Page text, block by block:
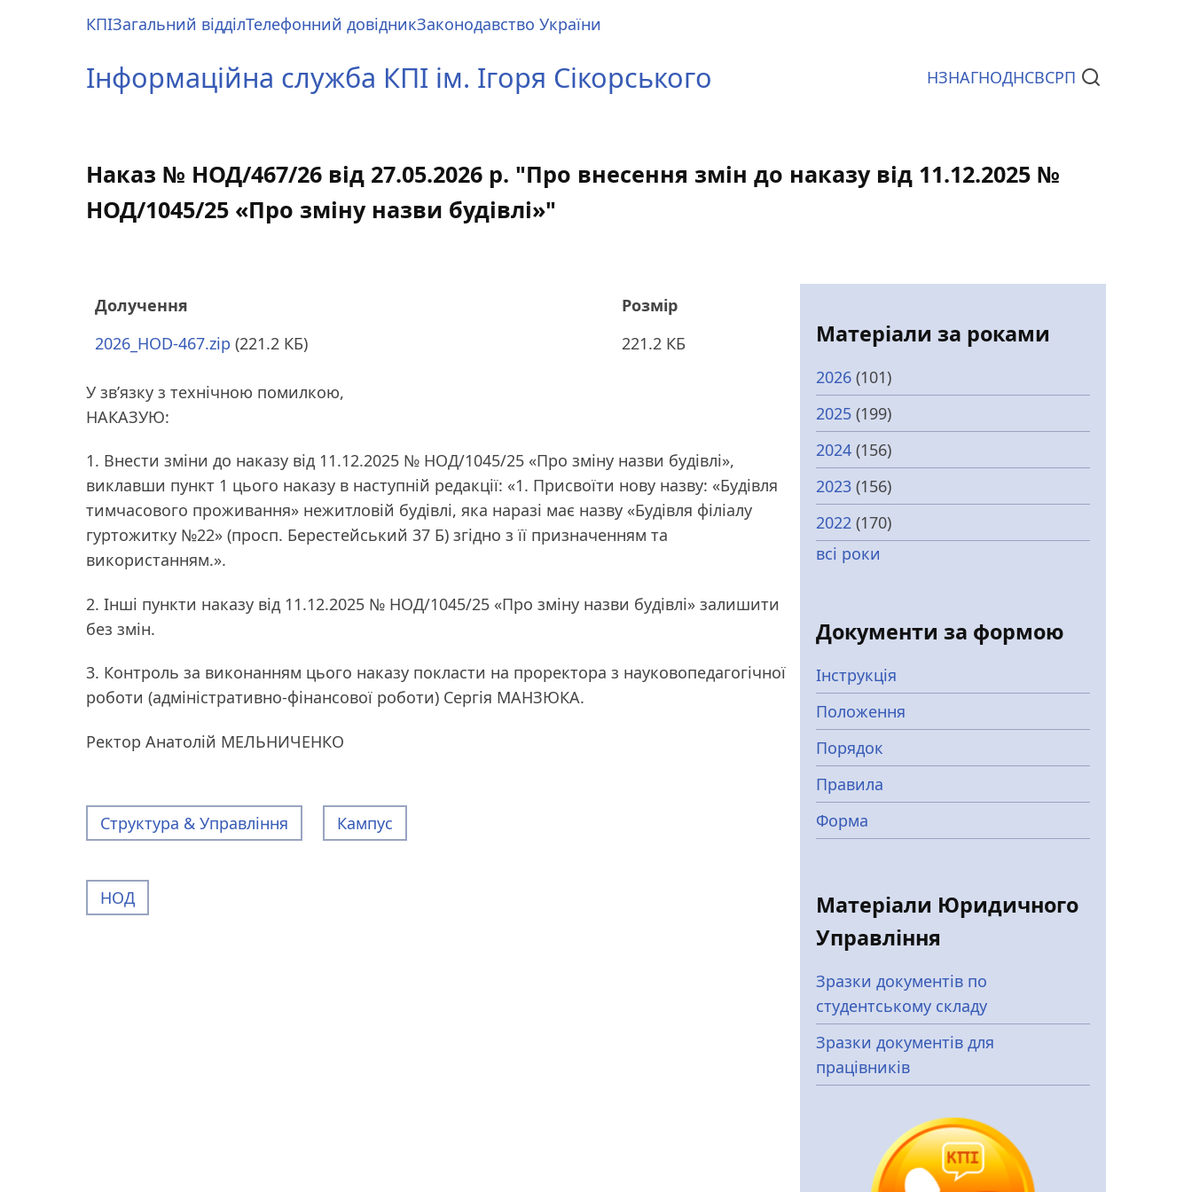
menu
КПІЗагальний відділТелефонний довідникЗаконодавство України
Інформаційна служба КПІ ім. Ігоря Сікорського Документи
НЗНАГНОДНСВСРП
Наказ № НОД/467/26 від 27.05.2026 р. "Про внесення змін до наказу від 11.12.2025 №
НОД/1045/25 «Про зміну назви будівлі»"
Долучення
Розмір
2026_HOD-467.zip (221.2 КБ) 221.2 КБ
У зв’язку з технічною помилкою,
НАКАЗУЮ:
1. Внести зміни до наказу від 11.12.2025 № НОД/1045/25 «Про зміну назви будівлі»,
виклавши пункт 1 цього наказу в наступній редакції: «1. Присвоїти нову назву: «Будівля
тимчасового проживання» нежитловій будівлі, яка наразі має назву «Будівля філіалу
гуртожитку №22» (просп. Берестейський 37 Б) згідно з її призначенням та
використанням.».
2. Інші пункти наказу від 11.12.2025 № НОД/1045/25 «Про зміну назви будівлі» залишити
без змін.
3. Контроль за виконанням цього наказу покласти на проректора з науковопедагогічної
роботи (адміністративно-фінансової роботи) Сергія МАНЗЮКА.
Ректор Анатолій МЕЛЬНИЧЕНКО
Структура & Управління Кампус
НОД
Матеріали за роками
2026 (101)
2025 (199)
2024 (156)
2023 (156)
2022 (170)
всі роки
Документи за формою
Інструкція
Положення
Порядок
Правила
Форма
Матеріали Юридичного
Управління
Зразки документів по
студентському складу
Зразки документів для
працівників